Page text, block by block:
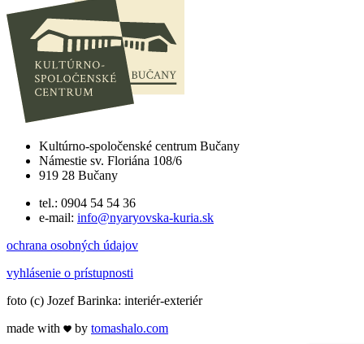
Kultúrno-spoločenské centrum Bučany
Námestie sv. Floriána 108/6
919 28 Bučany
tel.: 0904 54 54 36
e-mail: info@nyaryovska-kuria.sk
ochrana osobných údajov
vyhlásenie o prístupnosti
foto (c) Jozef Barinka: interiér-exteriér
made with
by tomashalo.com